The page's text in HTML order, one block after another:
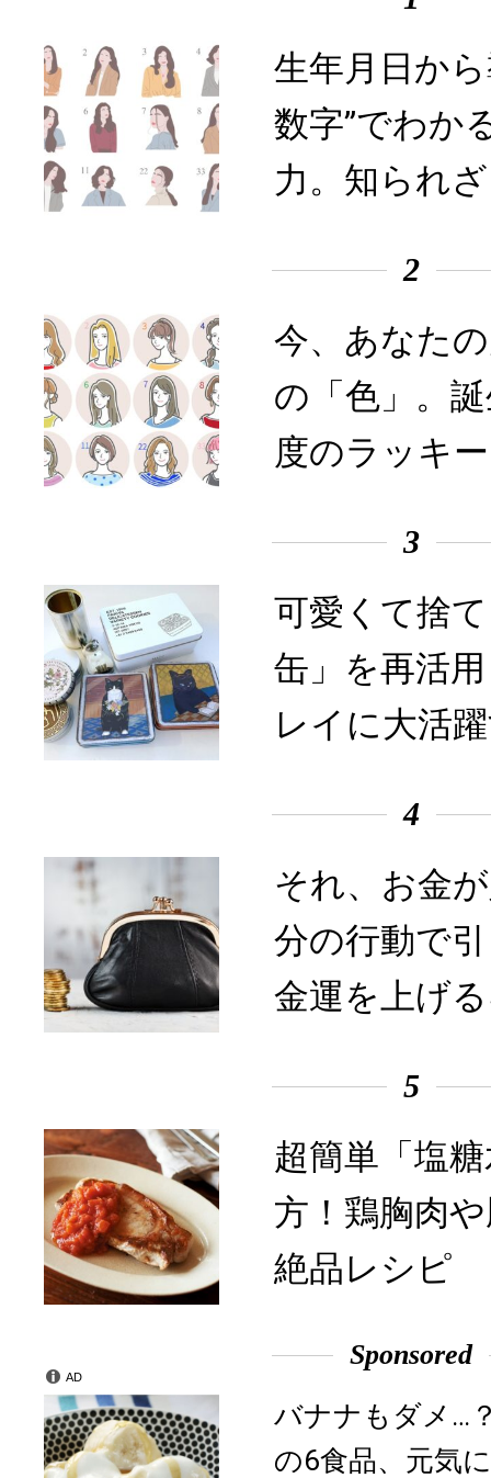
生年月日か
数字”でわか
力。知られ
2
今、あなた
の「色」。
度のラッキ
3
可愛くて捨
缶」を再活
レイに大活
4
それ、お金
分の行動で
金運を上げ
5
超簡単「塩
方！鶏胸肉
絶品レシピ
Sponsored
バナナもダメ…
の6食品、元気
AD